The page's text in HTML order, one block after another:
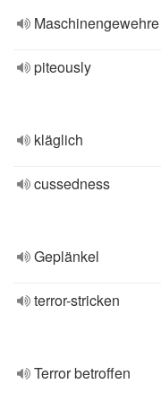
Maschinengewehre
piteously
kläglich
cussedness
Geplänkel
terror-stricken
Terror betroffen